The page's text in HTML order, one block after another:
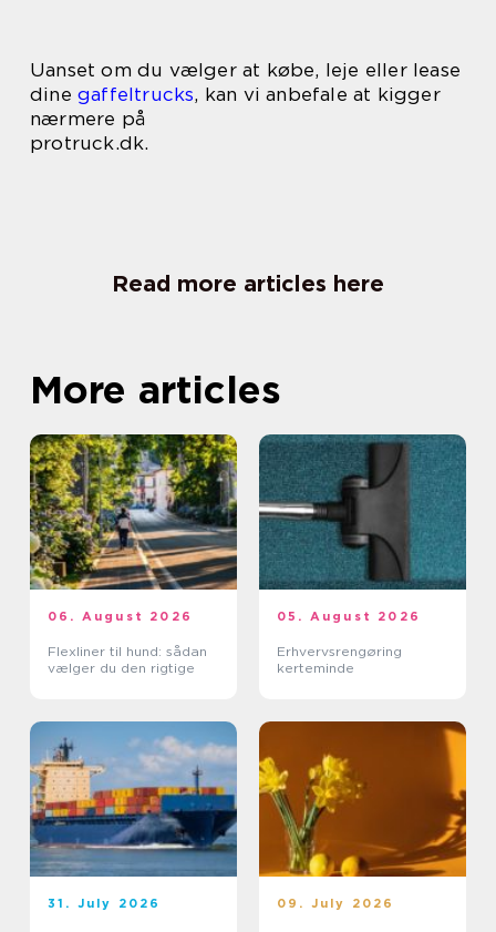
Uanset om du vælger at købe, leje eller lease
dine gaffeltrucks, kan vi anbefale at kigger
nærmere på
protruck.dk.
Read more articles here
More articles
06. August 2026
Flexliner til hund: sådan
vælger du den rigtige
05. August 2026
Erhvervsrengøring
kerteminde
31. July 2026 09. July 2026